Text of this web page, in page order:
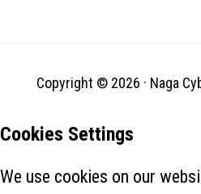
Copyright © 2026 · Naga
Cookies Settings
We use cookies on our